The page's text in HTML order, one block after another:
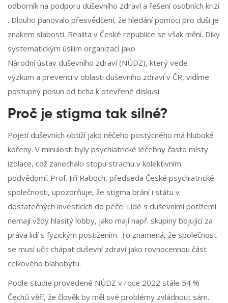
odborník na podporu duševního zdraví a řešení osobních krizí
. Dlouho panovalo přesvědčení, že hledání pomoci pro duši je
znakem slabosti. Realita v České republice se však mění. Díky
systematickým úsilím organizací jako
Národní ústav duševního zdraví (NÚDZ), který vede
výzkum a prevenci v oblasti duševního zdraví v ČR, vidíme
postupný posun od ticha k otevřené diskusi.
Proč je stigma tak silné?
Pojetí duševních obtíží jako něčeho postýcného má hluboké
kořeny. V minulosti byly psychiatrické léčebny často místy
izolace, což zanechalo stopu strachu v kolektivním
podvědomí. Prof. Jiří Raboch, předseda České psychiatrické
společnosti, upozorňuje, že stigma brání i státu v
dostatečných investicích do péče. Lidé s duševními potížemi
nemají vždy hlasitý lobby, jako mají např. skupiny bojující za
práva lidí s fyzickým postižením. To znamená, že společnost
se musí učit chápat duševní zdraví jako rovnocennou část
celkového blahobytu.
Podle studie provedené NÚDZ v roce 2022 stále 54 %
Čechů věří, že člověk by měl své problémy zvládnout sám.